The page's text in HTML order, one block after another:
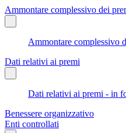
Ammontare complessivo dei
Ammontare complessivo
Dati relativi ai premi
Dati relativi ai premi - in
Benessere organizzativo
Enti controllati